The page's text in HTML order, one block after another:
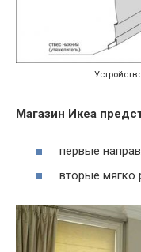
Магазин Икеа
первые
вторые мягко